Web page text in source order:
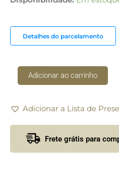
Detalhes do parcelamento
James
Adicionar ao carrinho
Adicionar a Lista de
Frete grátis para